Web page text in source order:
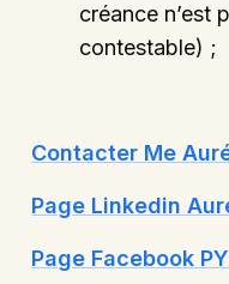
créance n’est
contestable) ;
Contacter Me
Page Linkedin
Page Facebook